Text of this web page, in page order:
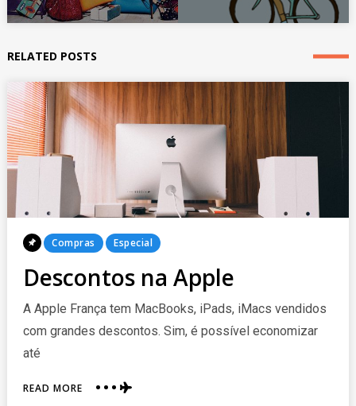
RELATED POSTS
Posted
Compras Especial
Descontos na Apple
A Apple França tem MacBooks, iPads, iMacs vendidos
com grandes descontos. Sim, é possível economizar
até
READ MOREABOUT